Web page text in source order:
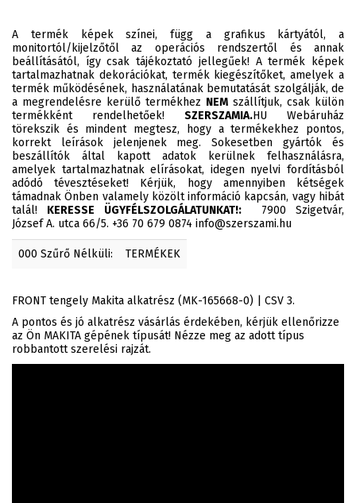
A termék képek színei, függ a grafikus kártyától, a
monitortól/kijelzőtől az operációs rendszertől és annak
beállításától, így csak tájékoztató jellegűek! A termék képek
tartalmazhatnak dekorációkat, termék kiegészítőket, amelyek a
termék működésének, használatának bemutatását szolgálják, de
a megrendelésre kerülő termékhez NEM szállítjuk, csak külön
termékként rendelhetőek! SZERSZAMIA.HU Webáruház
törekszik és mindent megtesz, hogy a termékekhez pontos,
korrekt leírások jelenjenek meg. Sokesetben gyártók és
beszállítók által kapott adatok kerülnek felhasználásra,
amelyek tartalmazhatnak elírásokat, idegen nyelvi fordításból
adódó tévesztéseket! Kérjük, hogy amennyiben kétségek
támadnak Önben valamely közölt információ kapcsán, vagy hibát
talál! KERESSE ÜGYFÉLSZOLGÁLATUNKAT!:7900 Szigetvár,
József A. utca 66/5. +36 70 679 0874 info@szerszami.hu
000 Szűrő Nélküli: TERMÉKEK
FRONT tengely Makita alkatrész (MK-165668-0) | CSV 3.
A pontos és jó alkatrész vásárlás érdekében, kérjük ellenőrizze
az Ön MAKITA gépének típusát! Nézze meg az adott típus
robbantott szerelési rajzát.